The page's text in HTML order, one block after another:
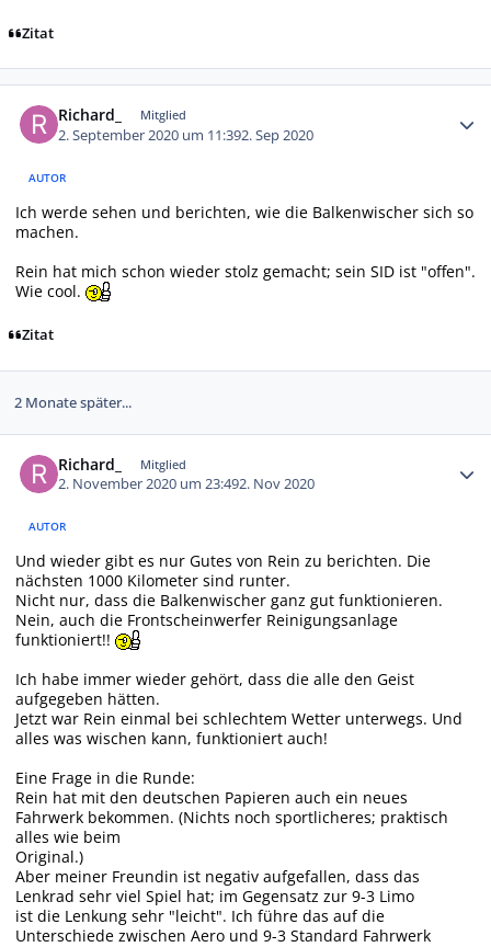
Zitat
Richard_ Mitglied
2. September 2020 um 11:392. Sep 2020
AUTOR
Ich werde sehen und berichten, wie die Balkenwischer sich so
machen.
Rein hat mich schon wieder stolz gemacht; sein SID ist "offen".
Wie cool.
Zitat
2 Monate später...
Richard_ Mitglied
2. November 2020 um 23:492. Nov 2020
AUTOR
Und wieder gibt es nur Gutes von Rein zu berichten. Die
nächsten 1000 Kilometer sind runter.
Nicht nur, dass die Balkenwischer ganz gut funktionieren.
Nein, auch die Frontscheinwerfer Reinigungsanlage
funktioniert!!
Ich habe immer wieder gehört, dass die alle den Geist
aufgegeben hätten.
Jetzt war Rein einmal bei schlechtem Wetter unterwegs. Und
alles was wischen kann, funktioniert auch!
Eine Frage in die Runde:
Rein hat mit den deutschen Papieren auch ein neues
Fahrwerk bekommen. (Nichts noch sportlicheres; praktisch
alles wie beim
Original.)
Aber meiner Freundin ist negativ aufgefallen, dass das
Lenkrad sehr viel Spiel hat; im Gegensatz zur 9-3 Limo
ist die Lenkung sehr "leicht". Ich führe das auf die
Unterschiede zwischen Aero und 9-3 Standard Fahrwerk